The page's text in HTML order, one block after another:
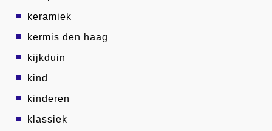
keramiek
kermis den haag
kijkduin
kind
kinderen
klassiek